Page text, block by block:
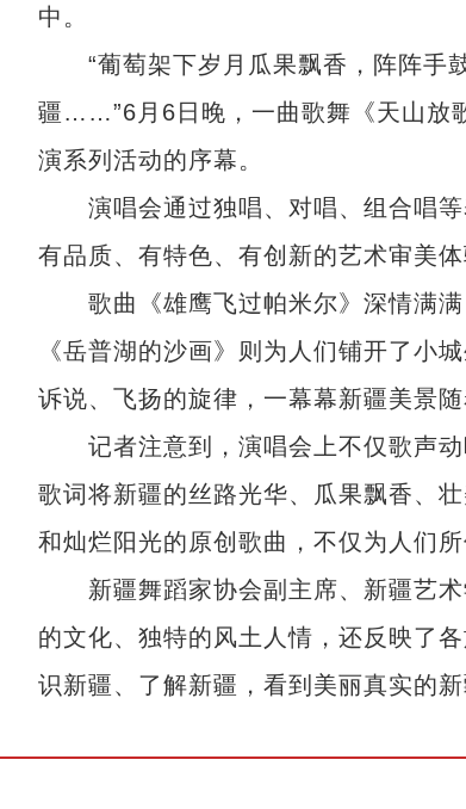
中。
“葡萄架下岁月瓜果飘香，阵阵手
疆……”6月6日晚，一曲歌舞《天山放
演系列活动的序幕。
演唱会通过独唱、对唱、组合唱等
有品质、有特色、有创新的艺术审美体
歌曲《雄鹰飞过帕米尔》深情满满
《岳普湖的沙画》则为人们铺开了小
诉说、飞扬的旋律，一幕幕新疆美景随
记者注意到，演唱会上不仅歌声动
歌词将新疆的丝路光华、瓜果飘香、
和灿烂阳光的原创歌曲，不仅为人们
新疆舞蹈家协会副主席、新疆艺术
的文化、独特的风土人情，还反映了
识新疆、了解新疆，看到美丽真实的新